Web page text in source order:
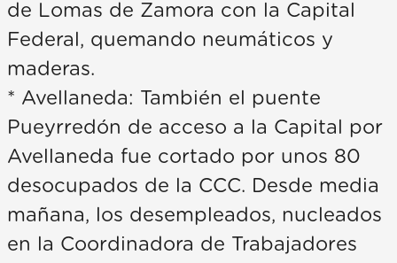
de Lomas de Zamora con la Capital
Federal, quemando neumáticos y
maderas.
* Avellaneda: También el puente
Pueyrredón de acceso a la Capital por
Avellaneda fue cortado por unos 80
desocupados de la CCC. Desde media
mañana, los desempleados, nucleados
en la Coordinadora de Trabajadores